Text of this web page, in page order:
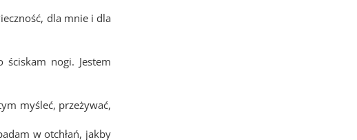
dla mnie i dla
nogi. Jestem
myśleć, przeżywać,
w otchłań, jakby